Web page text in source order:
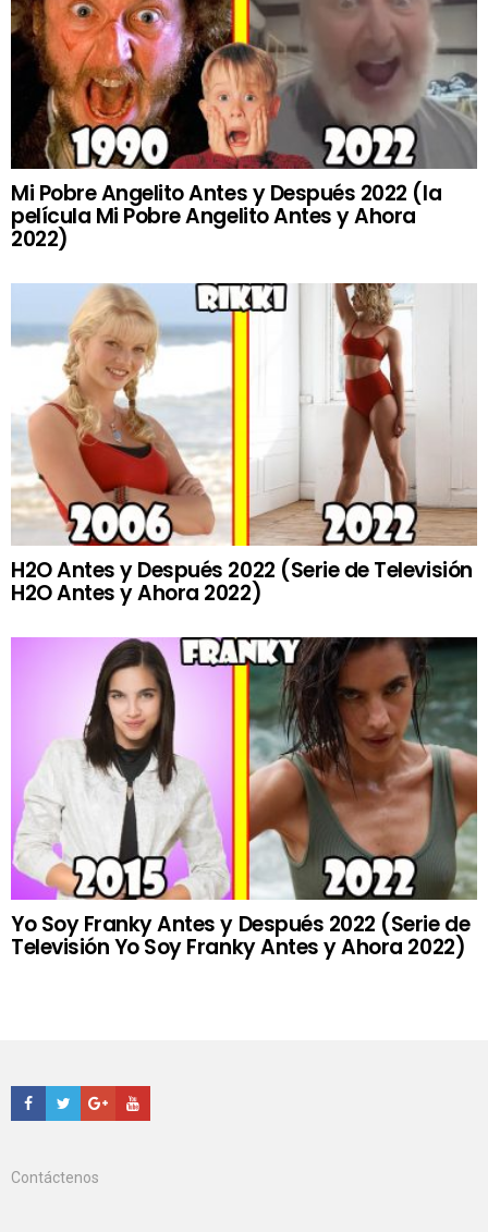
Mi Pobre Angelito Antes y Después 2022 (la
película Mi Pobre Angelito Antes y Ahora
2022)
H2O Antes y Después 2022 (Serie de Televisión
H2O Antes y Ahora 2022)
Yo Soy Franky Antes y Después 2022 (Serie de
Televisión Yo Soy Franky Antes y Ahora 2022)
Facebook
TwitterGoogle+Youtube
Contáctenos